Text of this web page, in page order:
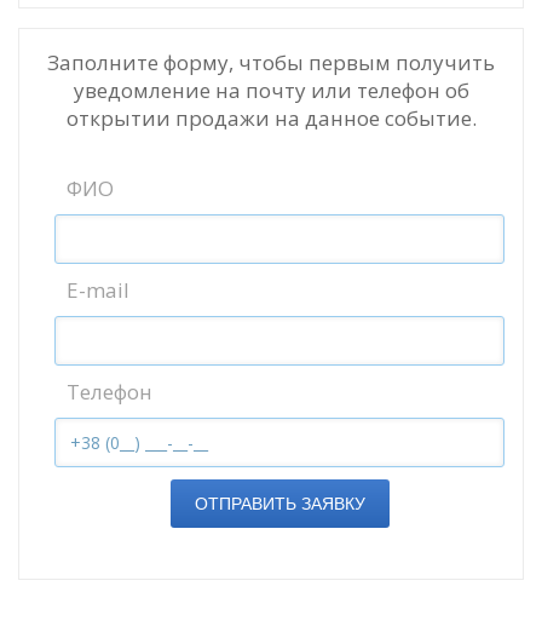
Заполните форму, чтобы первым получить
уведомление на почту или телефон об
открытии продажи на данное событие.
ФИО
E-mail
Телефон
ОТПРАВИТЬ ЗАЯВКУ